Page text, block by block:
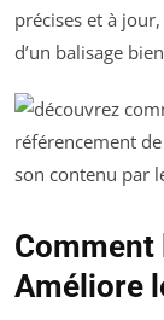
précises et à
d’un balisage
Comment
Améliore